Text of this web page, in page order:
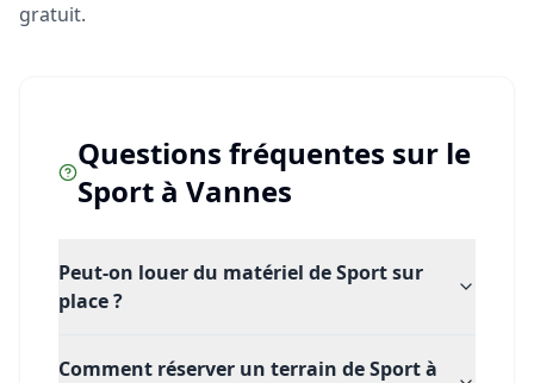
gratuit.
Questions fréquentes sur le
Sportà Vannes
Peut-on louer du matériel de Sport sur
place ?
Comment réserver un terrain de Sport à